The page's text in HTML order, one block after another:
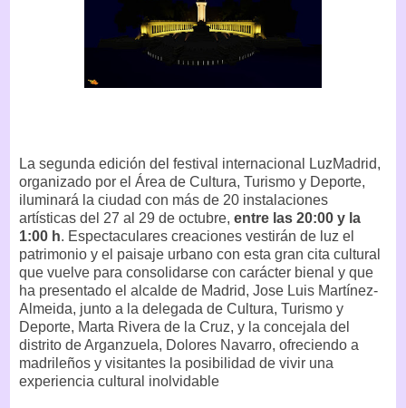
La segunda edición del festival internacional LuzMadrid,
organizado por el Área de Cultura, Turismo y Deporte,
iluminará la ciudad con más de 20 instalaciones
artísticas del 27 al 29 de octubre, entre las 20:00 y la
1:00 h. Espectaculares creaciones vestirán de luz el
patrimonio y el paisaje urbano con esta gran cita cultural
que vuelve para consolidarse con carácter bienal y que
ha presentado el alcalde de Madrid, Jose Luis Martínez-
Almeida, junto a la delegada de Cultura, Turismo y
Deporte, Marta Rivera de la Cruz, y la concejala del
distrito de Arganzuela, Dolores Navarro, ofreciendo a
madrileños y visitantes la posibilidad de vivir una
experiencia cultural inolvidable